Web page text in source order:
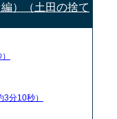
）（土田の捨て
3分10秒）